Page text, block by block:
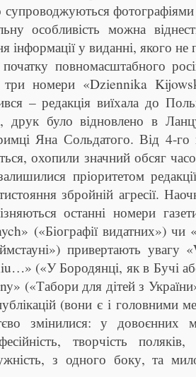
супроводжуються
особливість можна
інформації у виданні, якого не
повномасштабного
три номери «Dziennika
– редакція виїхала до
друк було відновлено в
Яна Сольдатого. Від 4-го
охопили значний обсяг
пріоритетом
збройній агресії.
останні номери
(«Біографії видатних») чи
привертають
(«У Бородянці, як в Бучі
(«Табори для дітей з
(вони є і головними
змінилися: у довоєнних
творчість
з одного боку, та